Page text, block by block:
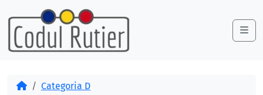
Skip to content
Skip to footer
AcasăCategoria D